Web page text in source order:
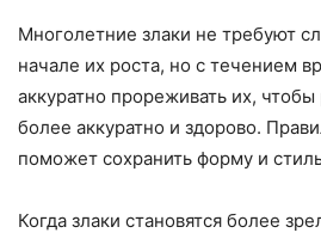
Многолетние злаки не требуют
начале их роста, но с течением
аккуратно прореживать их,
более аккуратно и здорово.
поможет сохранить форму и
Когда злаки становятся более